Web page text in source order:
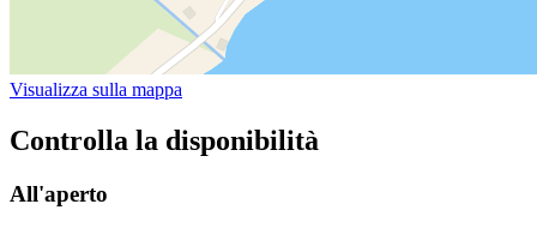
Visualizza sulla mappa
Controlla la disponibilità
All'aperto